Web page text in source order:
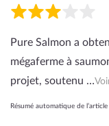
Pure Salmon a
mégaferme à
projet, soutenu …
Résumé automatique de